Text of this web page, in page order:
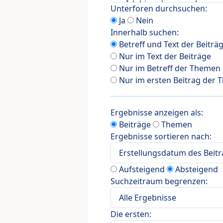
Unterforen durchsuchen:
Ja
Nein
Innerhalb suchen:
Betreff und Text der
Nur im Text der Beiträge
Nur im Betreff der Themen
Nur im ersten Beitrag der
Ergebnisse anzeigen als:
Beiträge
Themen
Ergebnisse sortieren nach:
Aufsteigend
Absteigend
Suchzeitraum begrenzen:
Die ersten: